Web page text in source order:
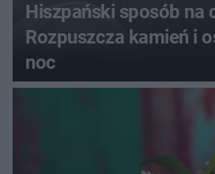
Hiszpański sposób na
Rozpuszcza kamień i
noc